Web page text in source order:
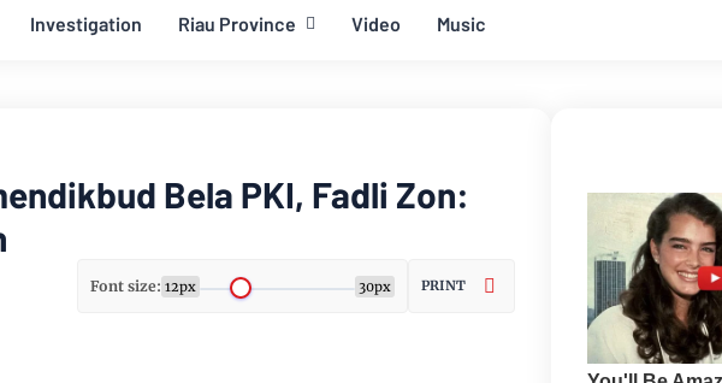
Investigation Riau Province Video Music
Bela PKI, Fadli Zon:
Font size: 12px 30px PRINT